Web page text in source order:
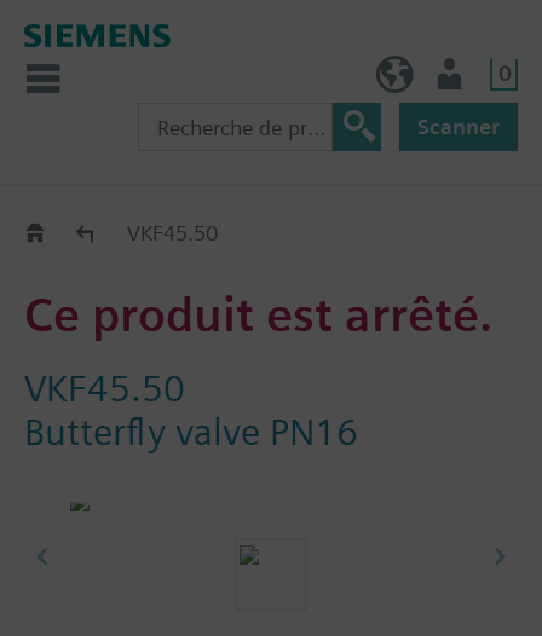
0
Scanner
Old2NewVKF45.50
Ce produit est arrêté.
VKF45.50
Butterfly valve PN16